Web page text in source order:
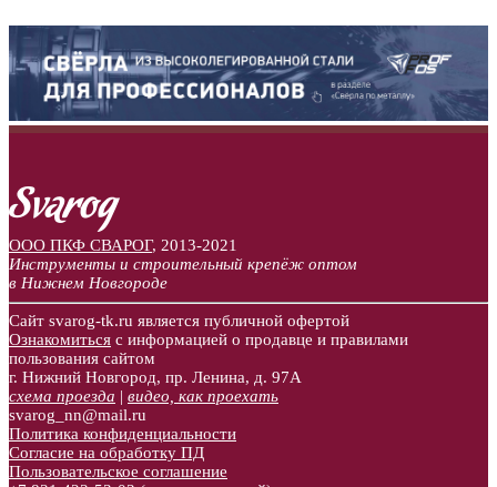
ООО ПКФ СВАРОГ, 2013-2021
Инструменты и строительный крепёж оптом
в Нижнем Новгороде
Сайт svarog-tk.ru является публичной офертой
Ознакомиться с информацией о продавце и правилами
пользования сайтом
г. Нижний Новгород, пр. Ленина, д. 97А
схема проезда | видео, как проехать
svarog_nn@mail.ru
Политика конфиденциальности
Согласие на обработку ПД
Пользовательское соглашение